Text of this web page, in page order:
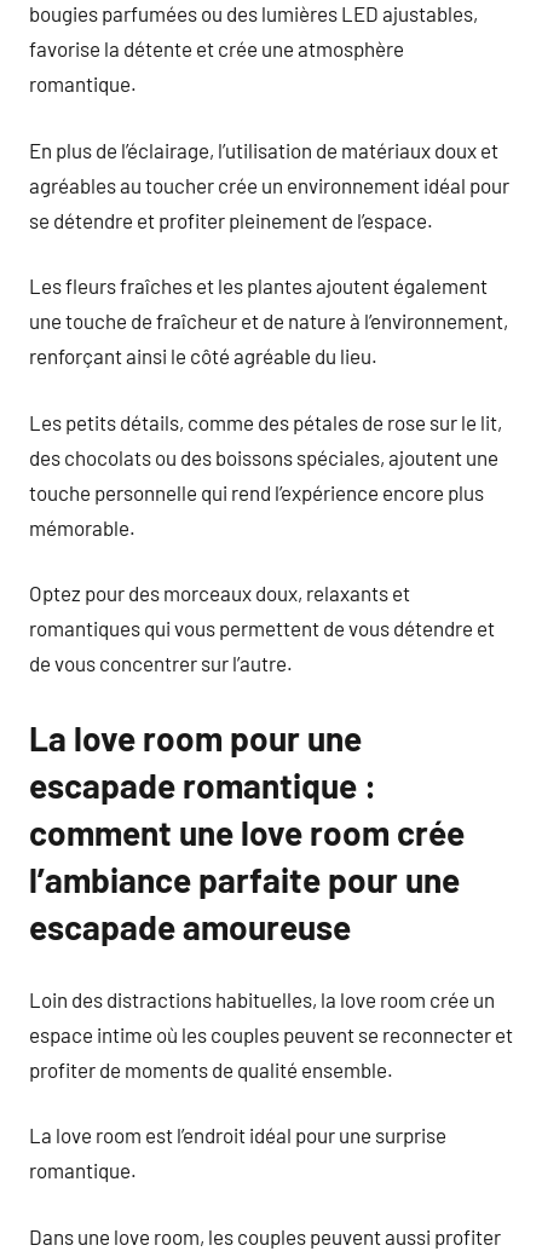
bougies parfumées ou des lumières LED ajustables,
favorise la détente et crée une atmosphère
romantique.
En plus de l’éclairage, l’utilisation de matériaux doux et
agréables au toucher crée un environnement idéal pour
se détendre et profiter pleinement de l’espace.
Les fleurs fraîches et les plantes ajoutent également
une touche de fraîcheur et de nature à l’environnement,
renforçant ainsi le côté agréable du lieu.
Les petits détails, comme des pétales de rose sur le lit,
des chocolats ou des boissons spéciales, ajoutent une
touche personnelle qui rend l’expérience encore plus
mémorable.
Optez pour des morceaux doux, relaxants et
romantiques qui vous permettent de vous détendre et
de vous concentrer sur l’autre.
La love room pour une
escapade romantique :
comment une love room crée
l’ambiance parfaite pour une
escapade amoureuse
Loin des distractions habituelles, la love room crée un
espace intime où les couples peuvent se reconnecter et
profiter de moments de qualité ensemble.
La love room est l’endroit idéal pour une surprise
romantique.
Dans une love room, les couples peuvent aussi profiter